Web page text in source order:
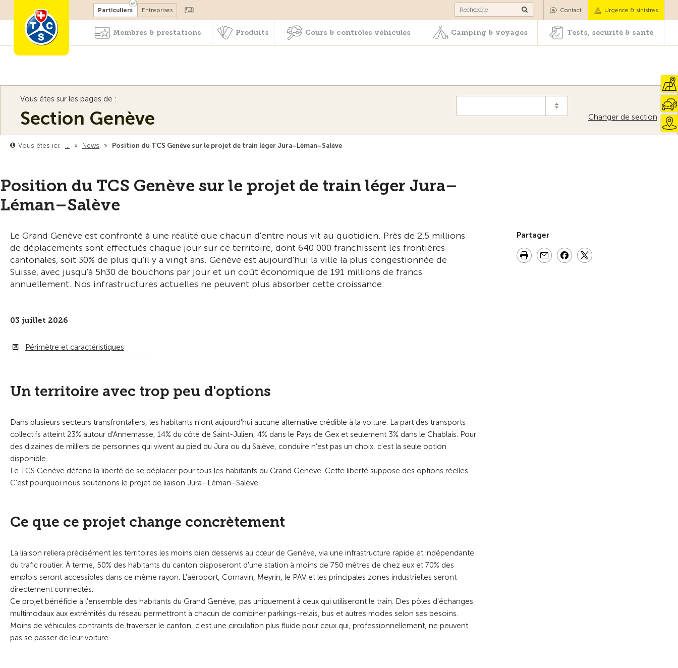
Devenir membre Camping & voyages Tests, sécurité & santé
Particuliers Entreprises Contact Urgence & sinistres
Membres & prestations Produits Cours & contrôles véhicules Camping & voyages Tests, sécurité & santé
Vous êtes sur les pages de :
Section Genève Changer de section
Vous êtes ici: … » News » Position du TCS Genève sur le projet de train léger Jura–Léman–Salève
Position du TCS Genève sur le projet de train léger Jura–
Léman–Salève
Le Grand Genève est confronté à une réalité que chacun d'entre nous vit au quotidien. Près de 2,5 millions
de déplacements sont effectués chaque jour sur ce territoire, dont 640 000 franchissent les frontières
cantonales, soit 30% de plus qu'il y a vingt ans. Genève est aujourd'hui la ville la plus congestionnée de
Suisse, avec jusqu'à 5h30 de bouchons par jour et un coût économique de 191 millions de francs
annuellement. Nos infrastructures actuelles ne peuvent plus absorber cette croissance.
03 juillet 2026
Périmètre et caractéristiques
Un territoire avec trop peu d'options
Dans plusieurs secteurs transfrontaliers, les habitants n'ont aujourd'hui aucune alternative crédible à la voiture. La part des transports
collectifs atteint 23% autour d'Annemasse, 14% du côté de Saint-Julien, 4% dans le Pays de Gex et seulement 3% dans le Chablais. Pour
des dizaines de milliers de personnes qui vivent au pied du Jura ou du Salève, conduire n'est pas un choix, c'est la seule option
disponible.
Le TCS Genève défend la liberté de se déplacer pour tous les habitants du Grand Genève. Cette liberté suppose des options réelles.
C'est pourquoi nous soutenons le projet de liaison Jura–Léman–Salève.
Ce que ce projet change concrètement
La liaison reliera précisément les territoires les moins bien desservis au cœur de Genève, via une infrastructure rapide et indépendante
du trafic routier. À terme, 50% des habitants du canton disposeront d'une station à moins de 750 mètres de chez eux et 70% des
emplois seront accessibles dans ce même rayon. L'aéroport, Cornavin, Meyrin, le PAV et les principales zones industrielles seront
directement connectés.
Ce projet bénéficie à l'ensemble des habitants du Grand Genève, pas uniquement à ceux qui utiliseront le train. Des pôles d'échanges
multimodaux aux extrémités du réseau permettront à chacun de combiner parkings-relais, bus et autres modes selon ses besoins.
Moins de véhicules contraints de traverser le canton, c'est une circulation plus fluide pour ceux qui, professionnellement, ne peuvent
pas se passer de leur voiture.
Partager